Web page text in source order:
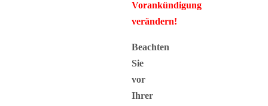
Vorankündigung
verändern!
Beachten
Sie
vor
Ihrer